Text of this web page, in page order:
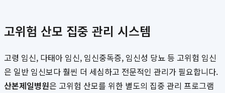
고위험 산모 집중 관리 시스템
고령 임신, 다태아 임신, 임신중독증, 임신성 당뇨 등 고위험 임신
은 일반 임신보다 훨씬 더 세심하고 전문적인 관리가 필요합니다.
산본제일병원은 고위험 산모를 위한 별도의 집중 관리 프로그램